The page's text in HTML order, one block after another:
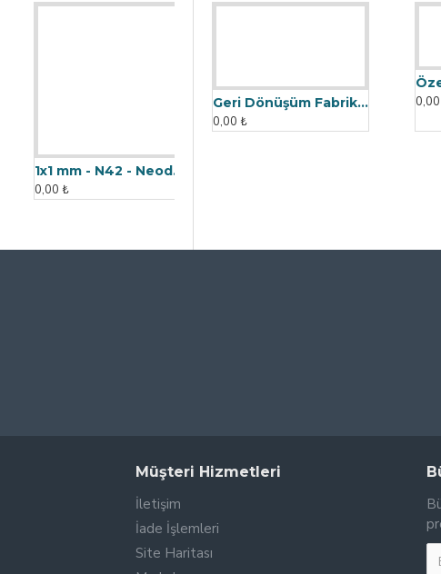
Müşteri Hizmetleri
İletişim
İade İşlemleri
Site Haritası